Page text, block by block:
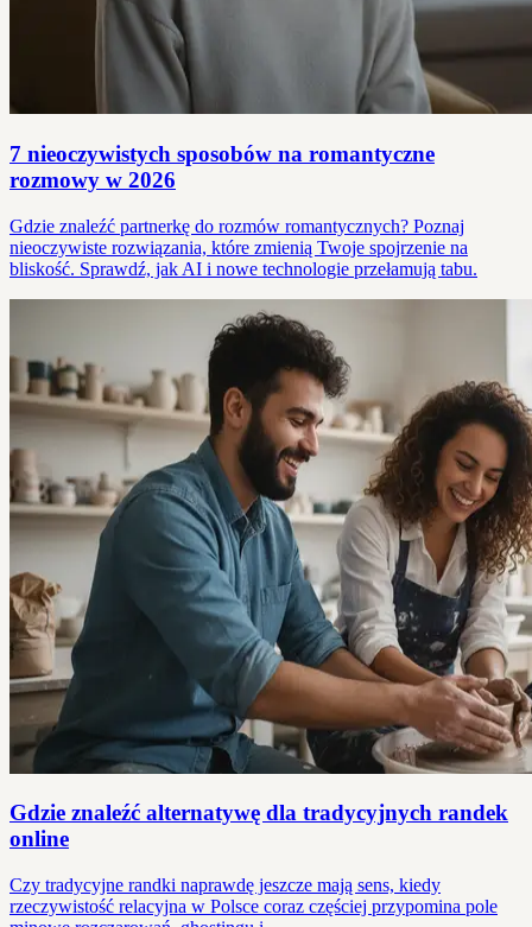
7 nieoczywistych sposobów na romantyczne
rozmowy w 2026
Gdzie znaleźć partnerkę do rozmów romantycznych? Poznaj
nieoczywiste rozwiązania, które zmienią Twoje spojrzenie na
bliskość. Sprawdź, jak AI i nowe technologie przełamują tabu.
Gdzie znaleźć alternatywę dla tradycyjnych randek
online
Czy tradycyjne randki naprawdę jeszcze mają sens, kiedy
rzeczywistość relacyjna w Polsce coraz częściej przypomina pole